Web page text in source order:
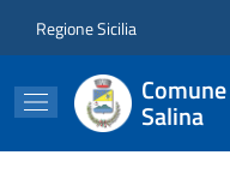
Regione Sicilia
Salina